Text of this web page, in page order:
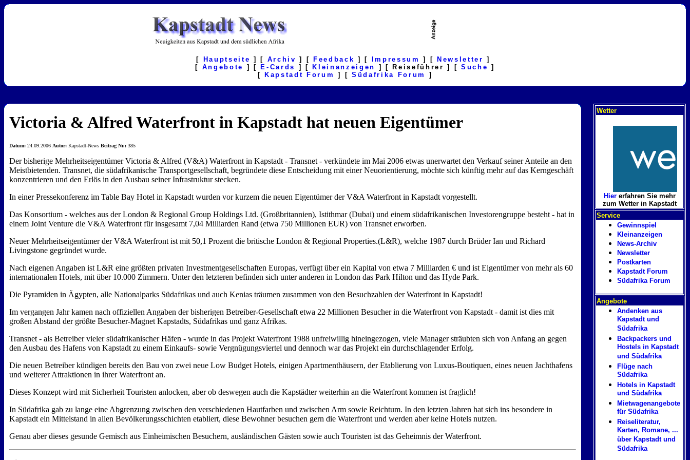
[ Hauptseite ] [ Archiv ] [ Feedback ] [ Impressum ] [ Newsletter ]
[ Angebote ] [ E-Cards ] [ Kleinanzeigen ] [ Reiseführer ] [Suche ]
[
Kapstadt Forum ] [ Südafrika Forum ]
Victoria & Alfred Waterfront in Kapstadt hat neuen Eigentümer
Datum: 24.09.2006 Autor: Kapstadt-News Beitrag Nr.: 385
Der bisherige Mehrheitseigentümer Victoria & Alfred (V&A) Waterfront in Kapstadt - Transnet - verkündete im Mai 2006 etwas unerwartet den Verkauf seiner Anteile an den
Meistbietenden. Transnet, die südafrikanische Transportgesellschaft, begründete diese Entscheidung mit einer Neuorientierung, möchte sich künftig mehr auf das Kerngeschäft
konzentrieren und den Erlös in den Ausbau seiner Infrastruktur stecken.
In einer Pressekonferenz im Table Bay Hotel in Kapstadt wurden vor kurzem die neuen Eigentümer der V&A Waterfront in Kapstadt vorgestellt.
Das Konsortium - welches aus der London & Regional Group Holdings Ltd. (Großbritannien), Istithmar (Dubai) und einem südafrikanischen Investorengruppe besteht - hat in
einem Joint Venture die V&A Waterfront für insgesamt 7,04 Milliarden Rand (etwa 750 Millionen EUR) von Transnet erworben.
Neuer Mehrheitseigentümer der V&A Waterfront ist mit 50,1 Prozent die britische London & Regional Properties.(L&R), welche 1987 durch Brüder Ian und Richard
Livingstone gegründet wurde.
Nach eigenen Angaben ist L&R eine größten privaten Investmentgesellschaften Europas, verfügt über ein Kapital von etwa 7 Milliarden € und ist Eigentümer von mehr als 60
internationalen Hotels, mit über 10.000 Zimmern. Unter den letzteren befinden sich unter anderen in London das Park Hilton und das Hyde Park.
Die Pyramiden in Ägypten, alle Nationalparks Südafrikas und auch Kenias träumen zusammen von den Besuchzahlen der Waterfront in Kapstadt!
Im vergangen Jahr kamen nach offiziellen Angaben der bisherigen Betreiber-Gesellschaft etwa 22 Millionen Besucher in die Waterfront von Kapstadt - damit ist dies mit
großen Abstand der größte Besucher-Magnet Kapstadts, Südafrikas und ganz Afrikas.
Transnet - als Betreiber vieler südafrikanischer Häfen - wurde in das Projekt Waterfront 1988 unfreiwillig hineingezogen, viele Manager sträubten sich von Anfang an gegen
den Ausbau des Hafens von Kapstadt zu einem Einkaufs- sowie Vergnügungsviertel und dennoch war das Projekt ein durchschlagender Erfolg.
Die neuen Betreiber kündigen bereits den Bau von zwei neue Low Budget Hotels, einigen Apartmenthäusern, der Etablierung von Luxus-Boutiquen, eines neuen Jachthafens
und weiterer Attraktionen in ihrer Waterfront an.
Dieses Konzept wird mit Sicherheit Touristen anlocken, aber ob deswegen auch die Kapstädter weiterhin an die Waterfront kommen ist fraglich!
In Südafrika gab zu lange eine Abgrenzung zwischen den verschiedenen Hautfarben und zwischen Arm sowie Reichtum. In den letzten Jahren hat sich ins besondere in
Kapstadt ein Mittelstand in allen Bevölkerungsschichten etabliert, diese Bewohner besuchen gern die Waterfront und werden aber keine Hotels nutzen.
Genau aber dieses gesunde Gemisch aus Einheimischen Besuchern, ausländischen Gästen sowie auch Touristen ist das Geheimnis der Waterfront.
Wetter
Hier erfahren Sie mehr
zum Wetter in Kapstadt
Service
Gewinnspiel
Kleinanzeigen
News-Archiv
Newsletter
Postkarten
Kapstadt Forum
Südafrika Forum
Angebote
Andenken aus
Kapstadt und
Südafrika
Backpackers und
Hostels in Kapstadt
und Südafrika
Flüge nach
Südafrika
Hotels in Kapstadt
und Südafrika
Mietwagenangebote
für Südafrika
Reiseliteratur,
Karten, Romane, ...
über Kapstadt und
Südafrika